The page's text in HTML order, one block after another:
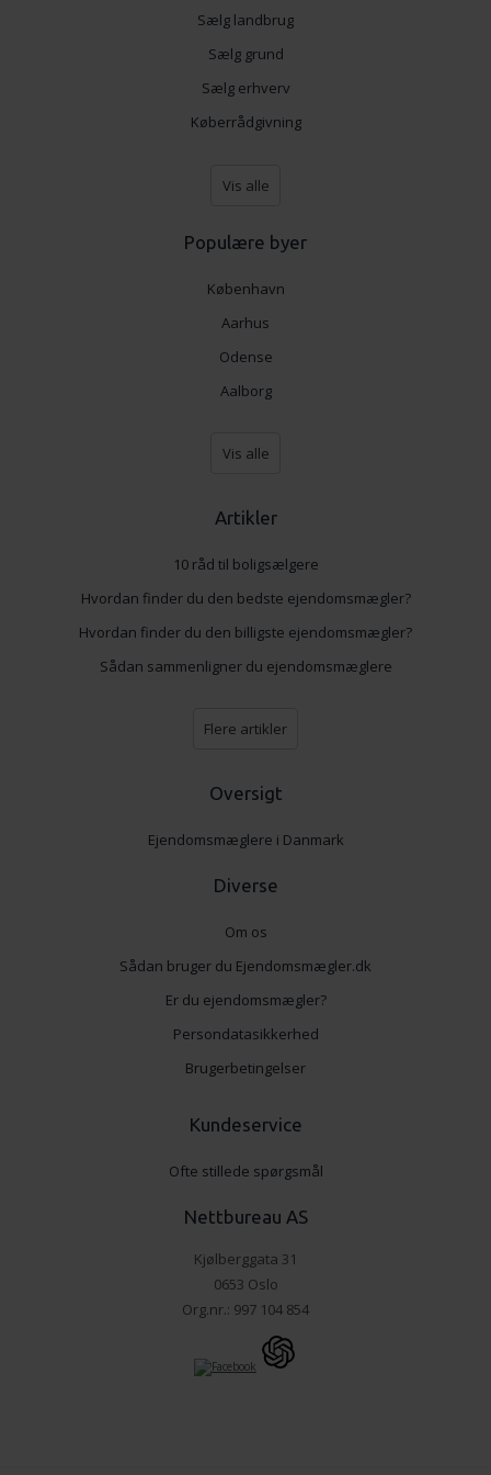
Skandinaviens førende specialister i at drive online
sammenlignings- og tilbudstjenester, der gør livet
lidt lettere for dig som forbruger.
Sælg landbrug
Sælg grund
Sælg erhverv
Køberrådgivning
Vis alle
Populære byer
København
Aarhus
Odense
Aalborg
Vis alle
Artikler
10 råd til boligsælgere
Hvordan finder du den bedste ejendomsmægler?
Hvordan finder du den billigste ejendomsmægler?
Sådan sammenligner du ejendomsmæglere
Flere artikler
Oversigt
Ejendomsmæglere i Danmark
Diverse
Om os
Sådan bruger du Ejendomsmægler.dk
Er du ejendomsmægler?
Persondatasikkerhed
Brugerbetingelser
Kundeservice
Ofte stillede spørgsmål
Nettbureau AS
Kjølberggata 31
0653 Oslo
Org.nr.: 997 104 854